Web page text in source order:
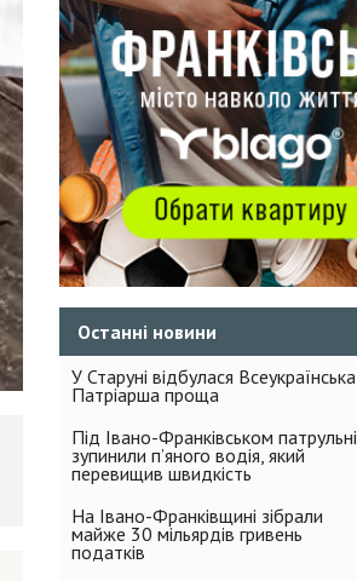
Останні новини
У Старуні відбулася Всеукраїнська
Патріарша проща
Під Івано-Франківськом патрульні
зупинили п’яного водія, який
перевищив швидкість
На Івано-Франківщині зібрали
майже 30 мільярдів гривень
податків